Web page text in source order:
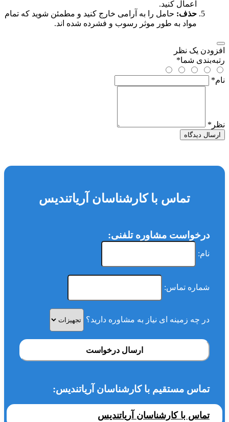
اعمال کنید.
حذف: حامل را به آرامی خارج کنید و مطمئن شوید که تمام
مواد به طور موثر رسوب و فشرده شده اند.
افزودن یک نظر
رتبه‌بندی شما*
نام*
نظر *
ارسال دیدگاه
تماس با کارشناسان آریاتندیس
درخواست مشاوره تلفنی:
نام:
شماره تماس:
در چه زمینه ای نیاز به مشاوره دارید؟
ارسال درخواست
تماس مستقیم با کارشناسان آریاتندیس:
تماس با کارشناسان آریاتندیس